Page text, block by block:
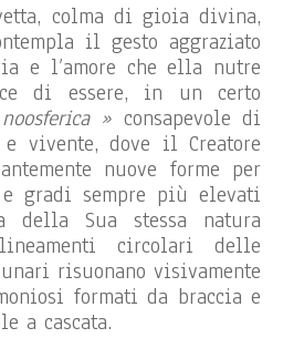
colma di gioia divina,
il gesto aggraziato
e l’amore che ella nutre
di essere, in un certo
» consapevole di
vivente, dove il Creatore
nuove forme per
gradi sempre più elevati
della Sua stessa natura
circolari delle
risuonano visivamente
formati da braccia e
a cascata.